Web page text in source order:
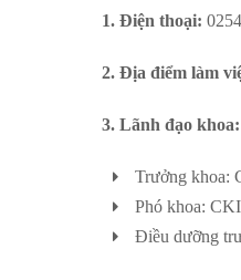
1. Điện thoại:
2. Địa điểm làm
3. Lãnh đạo khoa:
Trưởng khoa:
Phó khoa:
Điều dưỡng